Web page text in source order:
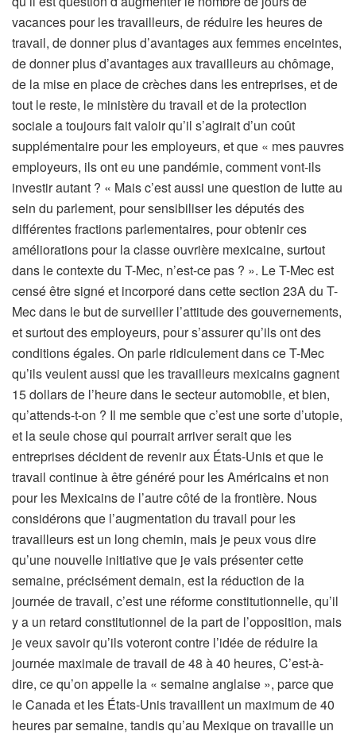
vacances pour les travailleurs, de réduire les heures de
travail, de donner plus d’avantages aux femmes enceintes,
de donner plus d’avantages aux travailleurs au chômage,
de la mise en place de crèches dans les entreprises, et de
tout le reste, le ministère du travail et de la protection
sociale a toujours fait valoir qu’il s’agirait d’un coût
supplémentaire pour les employeurs, et que « mes pauvres
employeurs, ils ont eu une pandémie, comment vont-ils
investir autant ? « Mais c’est aussi une question de lutte au
sein du parlement, pour sensibiliser les députés des
différentes fractions parlementaires, pour obtenir ces
améliorations pour la classe ouvrière mexicaine, surtout
dans le contexte du T-Mec, n’est-ce pas ? ». Le T-Mec est
censé être signé et incorporé dans cette section 23A du T-
Mec dans le but de surveiller l’attitude des gouvernements,
et surtout des employeurs, pour s’assurer qu’ils ont des
conditions égales. On parle ridiculement dans ce T-Mec
qu’ils veulent aussi que les travailleurs mexicains gagnent
15 dollars de l’heure dans le secteur automobile, et bien,
qu’attends-t-on ? Il me semble que c’est une sorte d’utopie,
et la seule chose qui pourrait arriver serait que les
entreprises décident de revenir aux États-Unis et que le
travail continue à être généré pour les Américains et non
pour les Mexicains de l’autre côté de la frontière. Nous
considérons que l’augmentation du travail pour les
travailleurs est un long chemin, mais je peux vous dire
qu’une nouvelle initiative que je vais présenter cette
semaine, précisément demain, est la réduction de la
journée de travail, c’est une réforme constitutionnelle, qu’il
y a un retard constitutionnel de la part de l’opposition, mais
je veux savoir qu’ils voteront contre l’idée de réduire la
journée maximale de travail de 48 à 40 heures, C’est-à-
dire, ce qu’on appelle la « semaine anglaise », parce que
le Canada et les États-Unis travaillent un maximum de 40
heures par semaine, tandis qu’au Mexique on travaille un